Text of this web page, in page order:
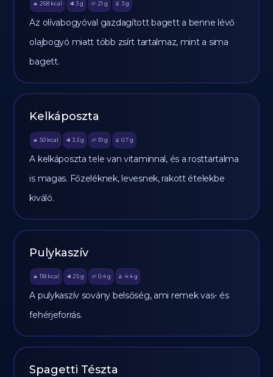
🔥 268 kcal 🥩 3 g 🥔 21 g 🫒 3 g
Az olívabogyóval gazdagított bagett a benne lévő
olajbogyó miatt több zsírt tartalmaz, mint a sima
bagett.
Kelkáposzta
🔥 50 kcal 🥩 3.3 g 🥔 10g 🫒 0.7 g
A kelkáposzta tele van vitaminnal, és a rosttartalma
is magas. Főzeléknek, levesnek, rakott ételekbe
kiváló.
Pulykaszív
🔥 118 kcal 🥩 25 g 🥔 0.4g 🫒 4.4 g
A pulykaszív sovány belsőség, ami remek vas- és
fehérjeforrás.
Spagetti Tészta